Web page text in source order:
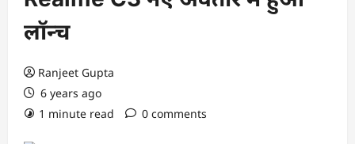
लॉन्च
Ranjeet Gupta
6 years ago
1 minute read
0 comments